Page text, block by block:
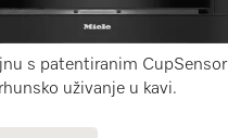
(7 recenzije)
s patentiranim CupSensor
uživanje u kavi.